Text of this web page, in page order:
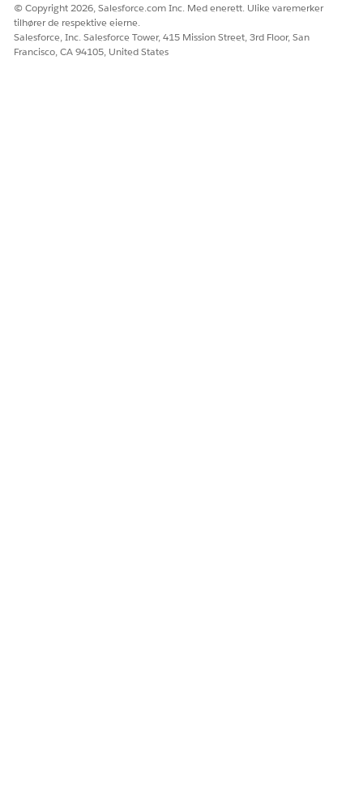
© Copyright 2026, Salesforce.com Inc. Med enerett. Ulike varemerker
tilhører de respektive eierne.
Salesforce, Inc. Salesforce Tower, 415 Mission Street, 3rd Floor, San
Francisco, CA 94105, United States